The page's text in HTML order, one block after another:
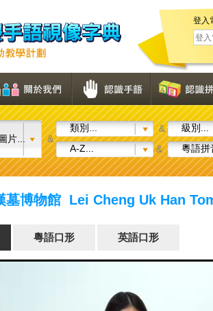
登入
片... &
類別... &
級別...
A-Z...
& 粵語拼
墓博物館 Lei Cheng Uk Han
粵語口形 英語口形